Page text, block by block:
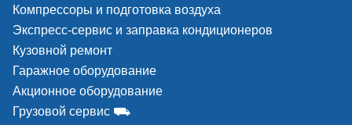
Компрессоры и подготовка воздуха
Экспресс-сервис и заправка кондиционеров
Кузовной ремонт
Гаражное оборудование
Акционное оборудование
Грузовой сервис ⛟